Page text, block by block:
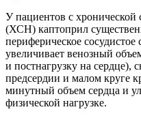
У пациентов с хронической
(ХСН) каптоприл
периферическое
увеличивает венозный
и постнагрузку на сердце),
предсердии и малом круге
минутный объем сердца и
физической нагрузке.